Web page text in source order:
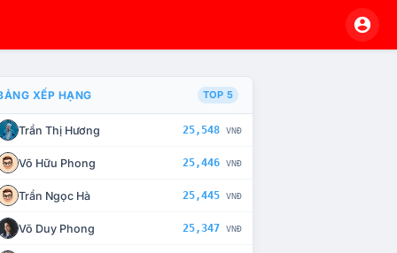
CHẾ TÀI XỬ LÝ VI PHẠM
XẾP HẠNG TOP 5
Trần Thị Hương 25,548 VNĐ
Võ Hữu Phong 25,446 VNĐ
Trần Ngọc Hà 25,445 VNĐ
Võ Duy Phong 25,347 VNĐ